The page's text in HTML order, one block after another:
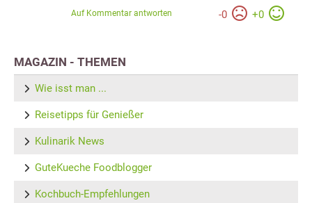
-0 +0
Auf Kommentar antworten
MAGAZIN - THEMEN
Wie isst man ...
Reisetipps für Genießer
Kulinarik News
GuteKueche Foodblogger
Kochbuch-Empfehlungen